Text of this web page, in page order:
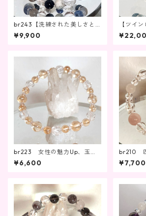
br243【洗練された美しさと
エネルギーを纏う】
¥9,900
【ツイ
ント期間
br223 女性の魅力Up、玉の
輿運！幸せを引き寄せる
¥6,600
br210 四
ニキス・
晶
¥7,700